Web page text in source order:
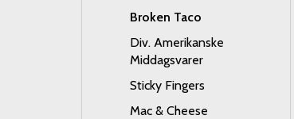
Broken Taco
Div. Amerikanske
Middagsvarer
Sticky Fingers
Mac & Cheese